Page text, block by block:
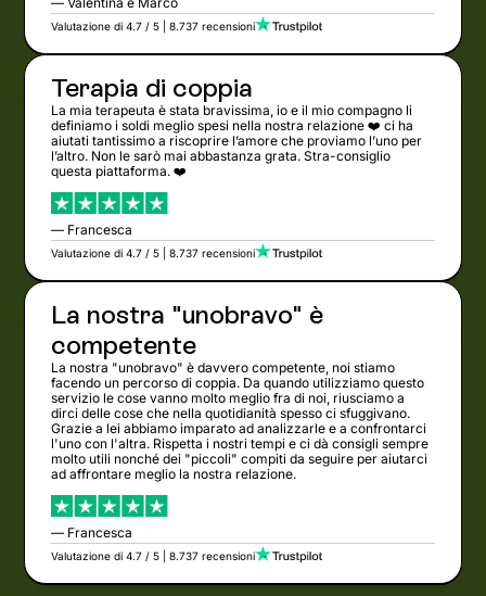
Valutazione di 4.7 / 5 | 8.737 recensioni
Terapia di coppia
La mia terapeuta è stata bravissima, io e il mio compagno li
definiamo i soldi meglio spesi nella nostra relazione ❤️ ci ha
aiutati tantissimo a riscoprire l’amore che proviamo l’uno per
l’altro. Non le sarò mai abbastanza grata. Stra-consiglio
questa piattaforma. ❤️
— Francesca
Valutazione di 4.7 / 5 | 8.737 recensioni
La nostra "unobravo" è
competente
La nostra "unobravo" è davvero competente, noi stiamo
facendo un percorso di coppia. Da quando utilizziamo questo
servizio le cose vanno molto meglio fra di noi, riusciamo a
dirci delle cose che nella quotidianità spesso ci sfuggivano.
Grazie a lei abbiamo imparato ad analizzarle e a confrontarci
l'uno con l'altra. Rispetta i nostri tempi e ci dà consigli sempre
molto utili nonché dei "piccoli" compiti da seguire per aiutarci
ad affrontare meglio la nostra relazione.
— Francesca
Valutazione di 4.7 / 5 | 8.737 recensioni